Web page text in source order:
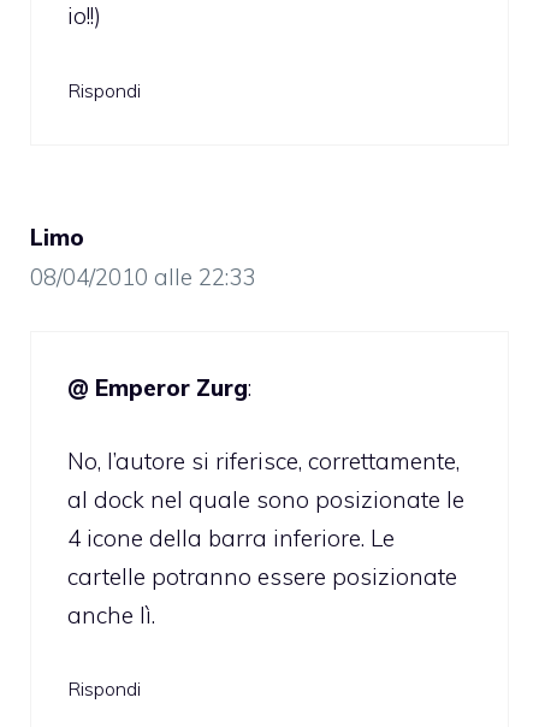
io!!)
Rispondi
Limo
08/04/2010 alle 22:33
@ Emperor Zurg:
No, l’autore si riferisce, correttamente,
al dock nel quale sono posizionate le
4 icone della barra inferiore. Le
cartelle potranno essere posizionate
anche lì.
Rispondi